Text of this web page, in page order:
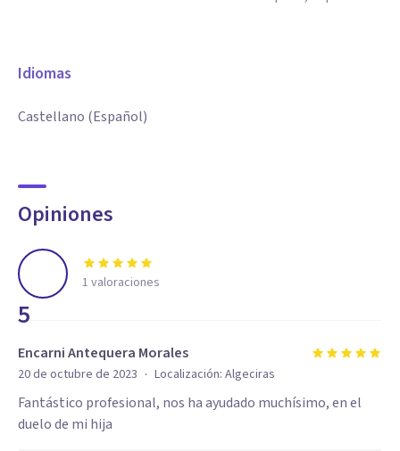
Idiomas
Castellano (Español)
Opiniones
5
1 valoraciones
Encarni Antequera Morales
20 de octubre de 2023 · Localización: Algeciras
Fantástico profesional, nos ha ayudado muchísimo, en el
duelo de mi hija